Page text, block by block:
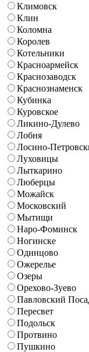
Климовск
Клин
Коломна
Королев
Котельники
Красноармейск
Краснозаводск
Краснознаменск
Кубинка
Куровское
Ликино-Дулево
Лобня
Лосино-
Луховицы
Лыткарино
Люберцы
Можайск
Московский
Мытищи
Наро-Фоминск
Ногинске
Одинцово
Ожерелье
Озеры
Орехово-Зуево
Павловский
Пересвет
Подольск
Протвино
Пушкино